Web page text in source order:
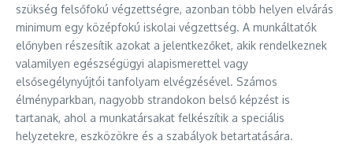
szükség felsőfokú végzettségre, azonban több helyen elvárás
minimum egy középfokú iskolai végzettség. A munkáltatók
előnyben részesítik azokat a jelentkezőket, akik rendelkeznek
valamilyen egészségügyi alapismerettel vagy
elsősegélynyújtói tanfolyam elvégzésével. Számos
élményparkban, nagyobb strandokon belső képzést is
tartanak, ahol a munkatársakat felkészítik a speciális
helyzetekre, eszközökre és a szabályok betartatására.